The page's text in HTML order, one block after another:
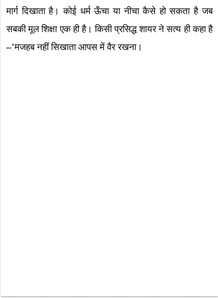
मार्ग दिखाता है। कोई धर्म ऊँचा या नीचा कैसे हो सकता है जब
सबकी मूल शिक्षा एक ही है। किसी प्रसिद्ध शायर ने सत्य ही कहा है
—’मजहब नहीं सिखाता आपस में वैर रखना।